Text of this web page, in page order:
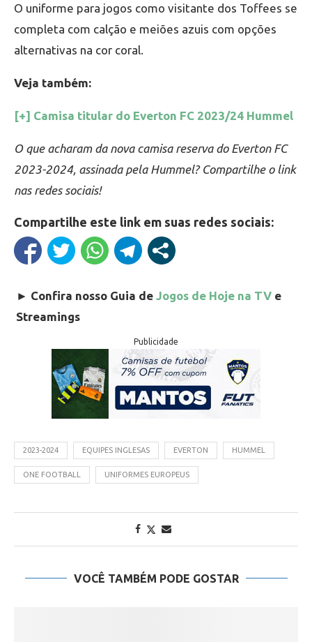
O uniforme para jogos como visitante dos Toffees se
completa com calção e meiões azuis com opções
alternativas na cor coral.
Veja também:
[+] Camisa titular do Everton FC 2023/24 Hummel
O que acharam da nova camisa reserva do Everton FC
2023-2024, assinada pela Hummel? Compartilhe o link
nas redes sociais!
Compartilhe este link em suas redes sociais:
► Confira nosso Guia de Jogos de Hoje na TV e
Streamings
Publicidade
2023-2024 EQUIPES INGLESAS EVERTON HUMMEL
ONE FOOTBALL UNIFORMES EUROPEUS
VOCÊ TAMBÉM PODE GOSTAR